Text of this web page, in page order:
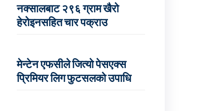
नक्सालबाट २९६ ग्राम खैरो
हेरोइनसहित चार पक्राउ
मेन्टेन एफसीले जित्यो पेसएक्स
प्रिमियर लिग फुटसलको उपाधि